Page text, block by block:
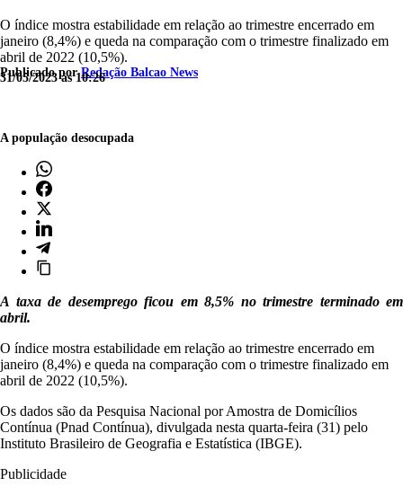
O índice mostra estabilidade em relação ao trimestre encerrado em
janeiro (8,4%) e queda na comparação com o trimestre finalizado em
abril de 2022 (10,5%).
Publicado porRedação Balcao News
31/05/2023 às 10:26
A população desocupada
A taxa de desemprego ficou em 8,5% no trimestre terminado em
abril.
O índice mostra estabilidade em relação ao trimestre encerrado em
janeiro (8,4%) e queda na comparação com o trimestre finalizado em
abril de 2022 (10,5%).
Os dados são da Pesquisa Nacional por Amostra de Domicílios
Contínua (Pnad Contínua), divulgada nesta quarta-feira (31) pelo
Instituto Brasileiro de Geografia e Estatística (IBGE).
Publicidade